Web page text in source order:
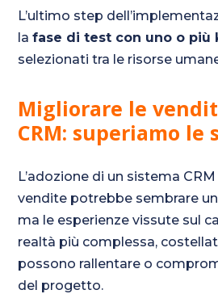
L’ultimo step
lafase di test con uno o più
selezionati tra le risorse
Migliorare le
CRM: superiamo le
L’adozione di un sistema
vendite potrebbe sembrare
ma le esperienze vissute sul
realtà più complessa,
possono rallentare o
del progetto.